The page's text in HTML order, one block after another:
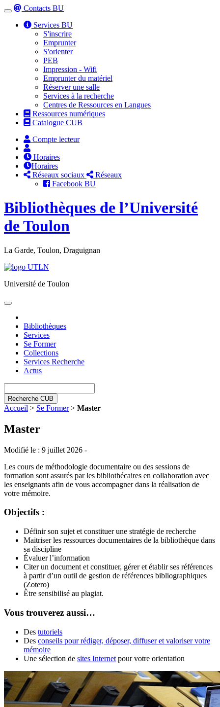
Toggle
navigation
Contacts BU
Services BU
S'inscrire
Emprunter
S'orienter
PEB
Impression - Wifi
Emprunter du matériel
Réserver une salle
Services à la recherche
Centres de Ressources en Langues
Ressources numériques
Catalogue CUB
Compte lecteur
Horaires
Horaires
Réseaux sociaux
Réseaux
Facebook BU
Bibliothèques de l’Université
de Toulon
La Garde, Toulon, Draguignan
Université de Toulon
Toggle
Bibliothèques
Services
Se Former
Collections
Services Recherche
Actus
Recherche CUB
Accueil > Se Former> Master
Master
Modifié le : 9 juillet 2026 -
Les cours de méthodologie documentaire ou des sessions de
formation sont assurés par les bibliothécaires en collaboration avec
les enseignants afin de vous accompagner dans la réalisation de
votre mémoire.
Objectifs :
Définir son sujet et constituer une stratégie de recherche
Maitriser les ressources documentaires de la bibliothèque dans
sa discipline
Évaluer l’information
Citer un document et constituer, gérer et établir ses références
à partir d’un outil de gestion de références bibliographiques
(Zotero)
Être sensibilisé au plagiat.
Vous trouverez aussi…
Des tutoriels
Des conseils pour rédiger, déposer, diffuser et valoriser votre
mémoire
Une sélection de sites Internet pour votre orientation